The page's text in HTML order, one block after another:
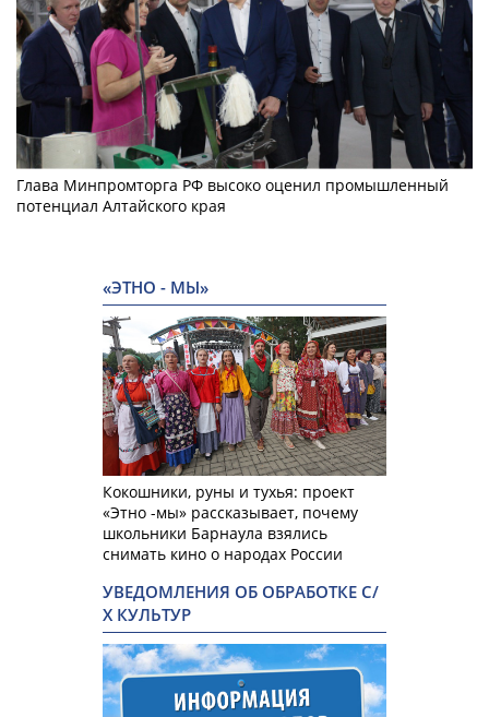
Глава Минпромторга РФ высоко оценил промышленный
потенциал Алтайского края
«ЭТНО - МЫ»
Кокошники, руны и тухья: проект
«Этно -мы» рассказывает, почему
школьники Барнаула взялись
снимать кино о народах России
УВЕДОМЛЕНИЯ ОБ ОБРАБОТКЕ С/
Х КУЛЬТУР